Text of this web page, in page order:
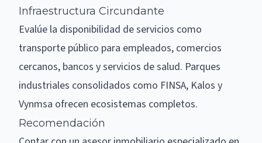
Infraestructura Circundante
Evalúe la disponibilidad de servicios como
transporte público para empleados, comercios
cercanos, bancos y servicios de salud. Parques
industriales consolidados como FINSA, Kalos y
Vynmsa ofrecen ecosistemas completos.
Recomendación